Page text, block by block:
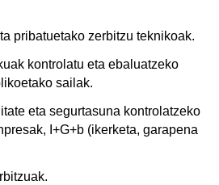
pribatuetako zerbitzu teknikoak.
kontrolatu eta ebaluatzeko
sailak.
eta segurtasuna kontrolatzeko
I+G+b (ikerketa, garapena